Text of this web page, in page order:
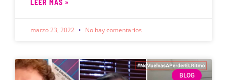
LEER MÁS »
marzo 23, 2022 No hay comentarios
BLOG